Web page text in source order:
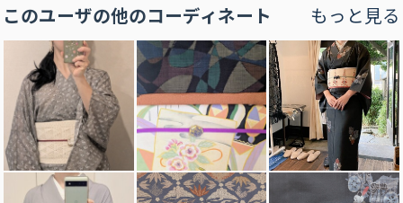
このユーザの他のコーディネート もっと見る